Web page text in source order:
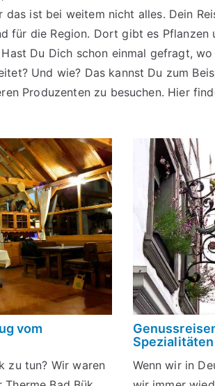
das ist bei weitem nicht alles. Dein
für die Region. Dort gibt es Pflanzen
Du Dich schon einmal gefragt,
Und wie? Das kannst Du zum
Produzenten zu besuchen. Hier
vom
zu tun? Wir waren
Wenn wir in